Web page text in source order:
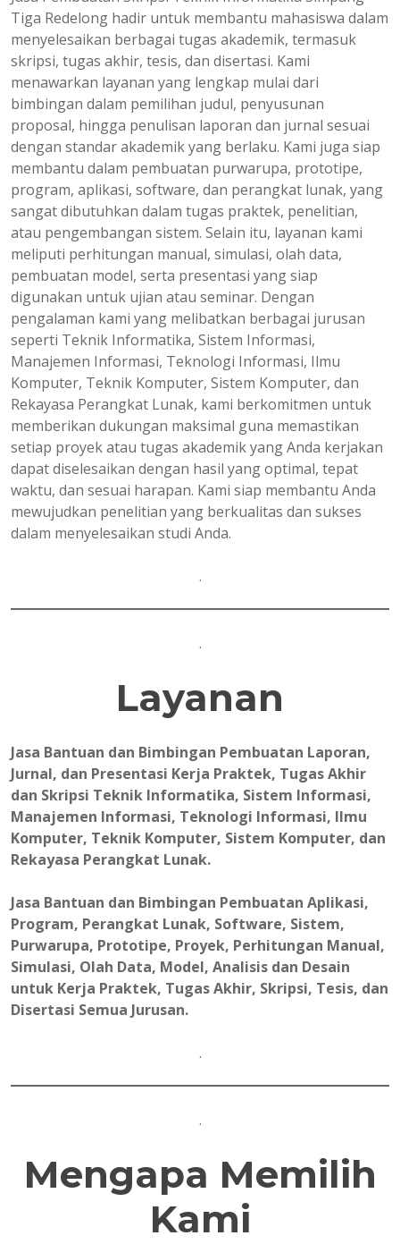
Tiga Redelong hadir untuk membantu mahasiswa dalam
menyelesaikan berbagai tugas akademik, termasuk
skripsi, tugas akhir, tesis, dan disertasi. Kami
menawarkan layanan yang lengkap mulai dari
bimbingan dalam pemilihan judul, penyusunan
proposal, hingga penulisan laporan dan jurnal sesuai
dengan standar akademik yang berlaku. Kami juga siap
membantu dalam pembuatan purwarupa, prototipe,
program, aplikasi, software, dan perangkat lunak, yang
sangat dibutuhkan dalam tugas praktek, penelitian,
atau pengembangan sistem. Selain itu, layanan kami
meliputi perhitungan manual, simulasi, olah data,
pembuatan model, serta presentasi yang siap
digunakan untuk ujian atau seminar. Dengan
pengalaman kami yang melibatkan berbagai jurusan
seperti Teknik Informatika, Sistem Informasi,
Manajemen Informasi, Teknologi Informasi, Ilmu
Komputer, Teknik Komputer, Sistem Komputer, dan
Rekayasa Perangkat Lunak, kami berkomitmen untuk
memberikan dukungan maksimal guna memastikan
setiap proyek atau tugas akademik yang Anda kerjakan
dapat diselesaikan dengan hasil yang optimal, tepat
waktu, dan sesuai harapan. Kami siap membantu Anda
mewujudkan penelitian yang berkualitas dan sukses
dalam menyelesaikan studi Anda.
.
.
Layanan
Jasa Bantuan dan Bimbingan Pembuatan Laporan,
Jurnal, dan Presentasi Kerja Praktek, Tugas Akhir
dan Skripsi Teknik Informatika, Sistem Informasi,
Manajemen Informasi, Teknologi Informasi, Ilmu
Komputer, Teknik Komputer, Sistem Komputer, dan
Rekayasa Perangkat Lunak.
Jasa Bantuan dan Bimbingan Pembuatan Aplikasi,
Program, Perangkat Lunak, Software, Sistem,
Purwarupa, Prototipe, Proyek, Perhitungan Manual,
Simulasi, Olah Data, Model, Analisis dan Desain
untuk Kerja Praktek, Tugas Akhir, Skripsi, Tesis, dan
Disertasi Semua Jurusan.
.
.
Mengapa Memilih
Kami